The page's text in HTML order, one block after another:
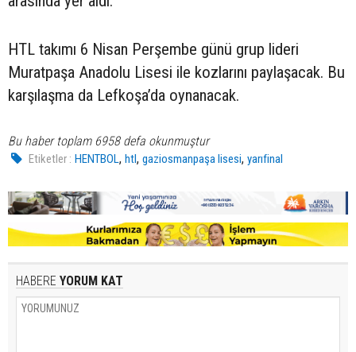
HTL takımı 6 Nisan Perşembe günü grup lideri
Muratpaşa Anadolu Lisesi ile kozlarını paylaşacak. Bu
karşılaşma da Lefkoşa’da oynanacak.
Bu haber toplam 6958 defa okunmuştur
Etiketler : HENTBOL,htl,gaziosmanpaşa lisesi,yarıfinal
HABERE YORUM KAT